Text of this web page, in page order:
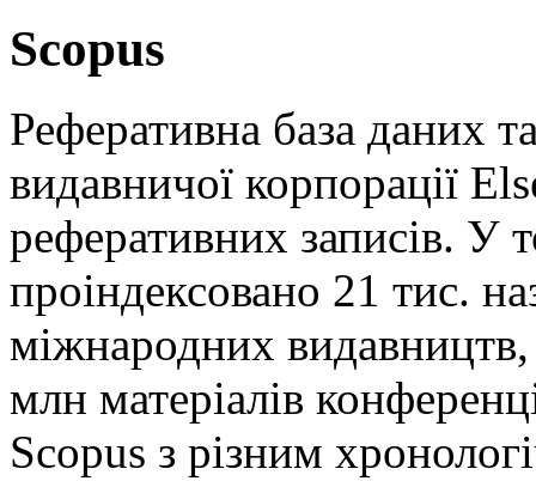
Scopus
Реферативна база даних
видавничої корпорації
реферативних записів. У
проіндексовано 21 тис.
міжнародних
млн матеріалів
Scopus з різним